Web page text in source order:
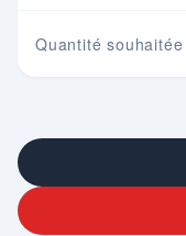
Quantité souhaitée